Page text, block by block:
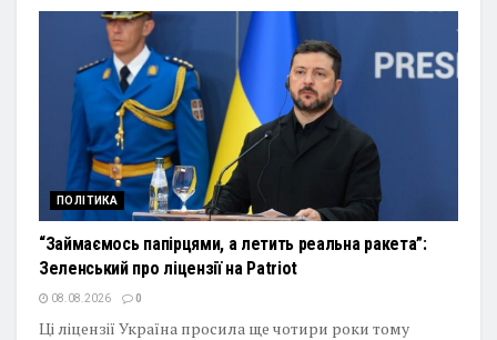
ПОЛІТИКА
“Займаємось папірцями, а летить реальна ракета”:
Зеленський про ліцензії на Patriot
08.08.2026 0
Ці ліцензії Україна просила ще чотири роки тому